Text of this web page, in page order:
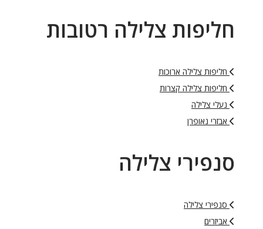
חליפות צלילה רטובות
חליפות צלילה ארוכות
חליפות צלילה קצרות
נעלי צלילה
אבזרי נאופרן
סנפירי צלילה
סנפירי צלילה
אביזרים